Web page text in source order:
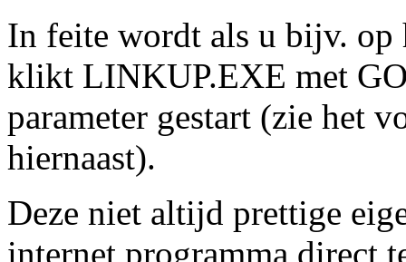
In feite wordt als u bijv. op
klikt LINKUP.EXE met
parameter gestart (zie het
hiernaast).
Deze niet altijd prettige
internet programma direct